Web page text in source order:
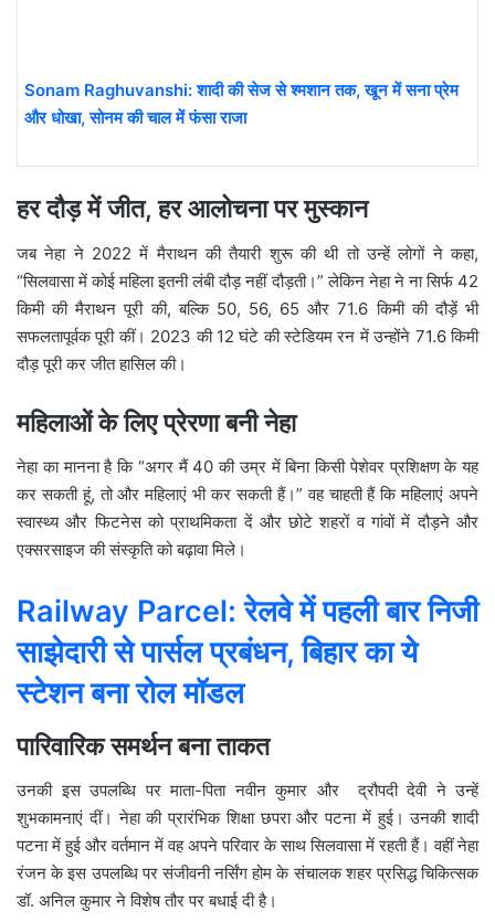
Sonam Raghuvanshi: शादी की सेज से श्मशान तक, खून में सना प्रेम
और धोखा, सोनम की चाल में फंसा राजा
हर दौड़ में जीत, हर आलोचना पर मुस्कान
जब नेहा ने 2022 में मैराथन की तैयारी शुरू की थी तो उन्हें लोगों ने कहा,
“सिलवासा में कोई महिला इतनी लंबी दौड़ नहीं दौड़ती।” लेकिन नेहा ने ना सिर्फ 42
किमी की मैराथन पूरी की, बल्कि 50, 56, 65 और 71.6 किमी की दौड़ें भी
सफलतापूर्वक पूरी कीं। 2023 की 12 घंटे की स्टेडियम रन में उन्होंने 71.6 किमी
दौड़ पूरी कर जीत हासिल की।
महिलाओं के लिए प्रेरणा बनी नेहा
नेहा का मानना है कि “अगर मैं 40 की उम्र में बिना किसी पेशेवर प्रशिक्षण के यह
कर सकती हूं, तो और महिलाएं भी कर सकती हैं।” वह चाहती हैं कि महिलाएं अपने
स्वास्थ्य और फिटनेस को प्राथमिकता दें और छोटे शहरों व गांवों में दौड़ने और
एक्सरसाइज की संस्कृति को बढ़ावा मिले।
Railway Parcel: रेलवे में पहली बार निजी
साझेदारी से पार्सल प्रबंधन, बिहार का ये
स्टेशन बना रोल मॉडल
पारिवारिक समर्थन बना ताकत
उनकी इस उपलब्धि पर माता-पिता नवीन कुमार और द्रौपदी देवी ने उन्हें
शुभकामनाएं दीं। नेहा की प्रारंभिक शिक्षा छपरा और पटना में हुई। उनकी शादी
पटना में हुई और वर्तमान में वह अपने परिवार के साथ सिलवासा में रहती हैं। वहीं नेहा
रंजन के इस उपलब्धि पर संजीवनी नर्सिंग होम के संचालक शहर प्रसिद्ध चिकित्सक
डॉ. अनिल कुमार ने विशेष तौर पर बधाई दी है।